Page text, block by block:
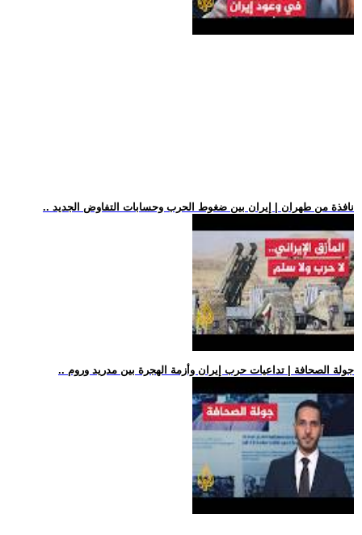
.. نافذة من طهران | إيران بين ضغوط الحرب وحسابات التفاوض الجديد
.. جولة الصحافة | تداعيات حرب إيران وأزمة الهجرة بين مدريد وروم